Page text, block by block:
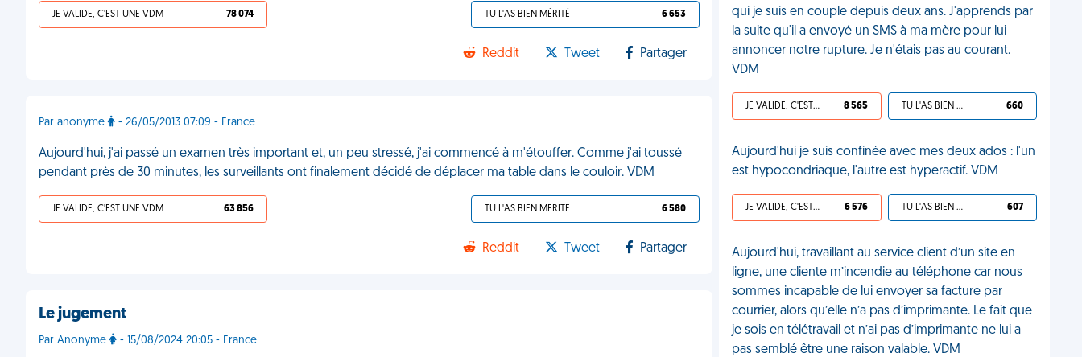
JE VALIDE, C'EST UNE VDM 78 074 TU L'AS BIEN MÉRITÉ 6 653
Reddit Tweet Partager
Par anonyme - 26/05/2013 07:09 - France
Aujourd'hui, j'ai passé un examen très important et, un peu stressé, j'ai commencé à m'étouffer. Comme j'ai toussé
pendant près de 30 minutes, les surveillants ont finalement décidé de déplacer ma table dans le couloir. VDM
JE VALIDE, C'EST UNE VDM 63 856 TU L'AS BIEN MÉRITÉ 6 580
Reddit Tweet Partager
Le jugement
Par Anonyme - 15/08/2024 20:05 - France
qui je suis en couple depuis deux ans. J'apprends par
la suite qu'il a envoyé un SMS à ma mère pour lui
annoncer notre rupture. Je n'étais pas au courant.
VDM
JE VALIDE, C'EST UNE VDM 8 565 TU L'AS BIEN MÉRITÉ 660
Aujourd'hui je suis confinée avec mes deux ados : l'un
est hypocondriaque, l'autre est hyperactif. VDM
JE VALIDE, C'EST UNE VDM 6 576 TU L'AS BIEN MÉRITÉ 607
Aujourd'hui, travaillant au service client d’un site en
ligne, une cliente m’incendie au téléphone car nous
sommes incapable de lui envoyer sa facture par
courrier, alors qu’elle n’a pas d’imprimante. Le fait que
je sois en télétravail et n’ai pas d’imprimante ne lui a
pas semblé être une raison valable. VDM